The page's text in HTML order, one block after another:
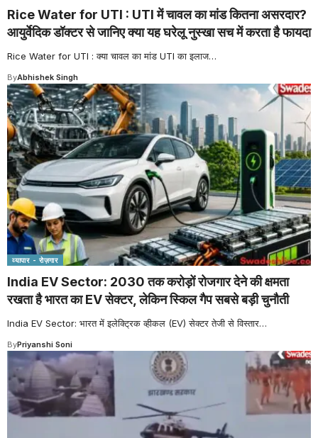
Rice Water for UTI : UTI में चावल का मांड कितना असरदार?
आयुर्वेदिक डॉक्टर से जानिए क्या यह घरेलू नुस्खा सच में करता है फायदा
Rice Water for UTI : क्या चावल का मांड UTI का इलाज…
ByAbhishek Singh
व्यापार - रोज़गार
India EV Sector: 2030 तक करोड़ों रोजगार देने की क्षमता
रखता है भारत का EV सेक्टर, लेकिन स्किल गैप सबसे बड़ी चुनौती
India EV Sector: भारत में इलेक्ट्रिक व्हीकल (EV) सेक्टर तेजी से विस्तार…
ByPriyanshi Soni